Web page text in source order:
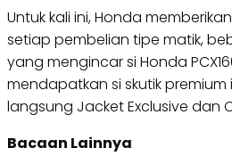
Untuk kali ini, Honda
setiap pembelian tipe matik,
yang mengincar si Honda
mendapatkan si skutik
langsung Jacket Exclusive dan
Bacaan Lainnya